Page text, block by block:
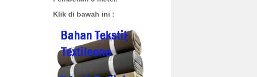
Klik di bawah ini :